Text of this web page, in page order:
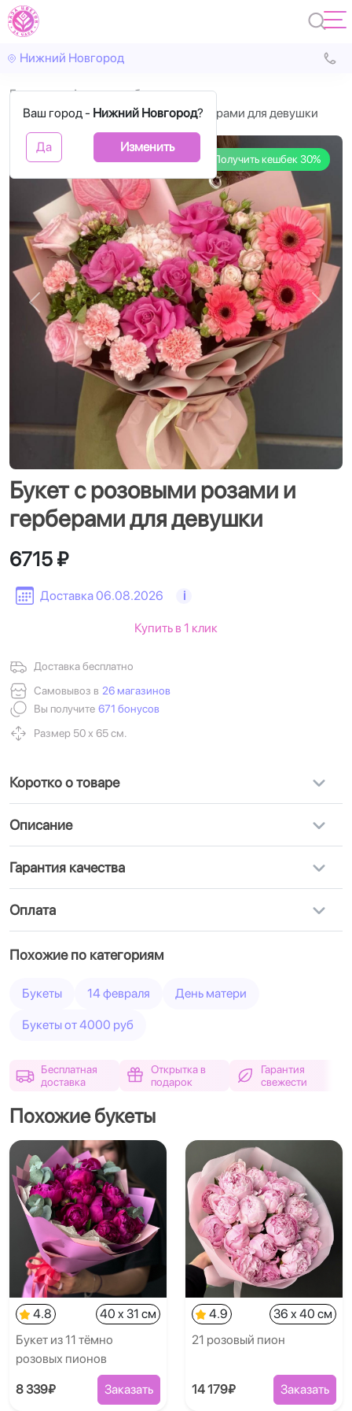
Нижний Новгород
Ваш город - Нижний Новгород?
Да Изменить
Главная
Авторские букеты
Букет с розовыми розами и герберами для девушки
Получить кешбек 30%
Назад
Букет с розовыми розами и
герберами для девушки
Доставка 06.08.2026 i
6715 ₽
Доставка бесплатно
Самовывоз в 26 магазинов
Вы получите 671 бонусов
Размер 50 х 65 см.
Купить в 1 клик
Коротко о товаре
Описание
Гарантия качества
Оплата
Похожие по категориям
Букеты 14 февраля День матери
Букеты от 4000 руб
Бесплатная
доставка
Открытка в
подарок
Гарантия
свежести
Похожие букеты
4.8
40 x 31 см
Букет из 11 тёмно
розовых пионов
8 339₽ Заказать
4.9
36 x 40 см
21 розовый пион
14 179₽ Заказать